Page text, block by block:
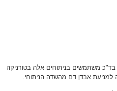
משתמשים בניתוחים אלה בטורניקה
אבדן דם מהשדה הניתוחי.